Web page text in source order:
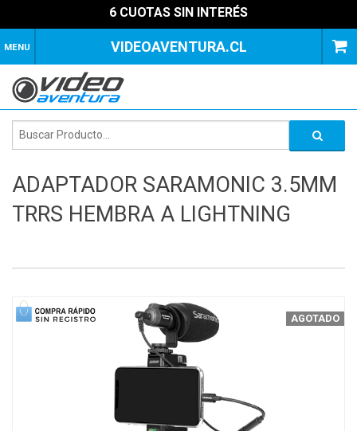
6 CUOTAS SIN INTERÉS
MENU VIDEOAVENTURA.CL
ADAPTADOR SARAMONIC 3.5MM
TRRS HEMBRA A LIGHTNING
AGOTADO
1 of 3